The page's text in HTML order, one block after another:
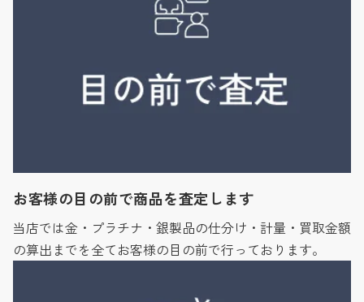
お客様の目の前で商品を査定します
当店では金・プラチナ・銀製品の仕分け・計量・買取金額
の算出までを全てお客様の目の前で行っております。